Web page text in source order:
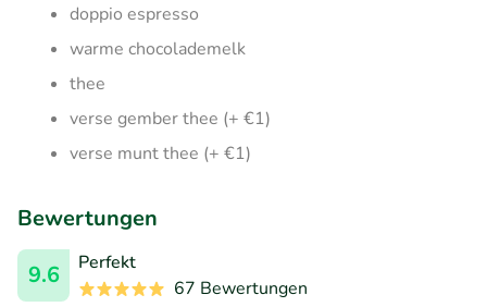
doppio espresso
warme chocolademelk
thee
verse gember thee (+ €1)
verse munt thee (+ €1)
Bewertungen
9.6
Perfekt
67 Bewertungen